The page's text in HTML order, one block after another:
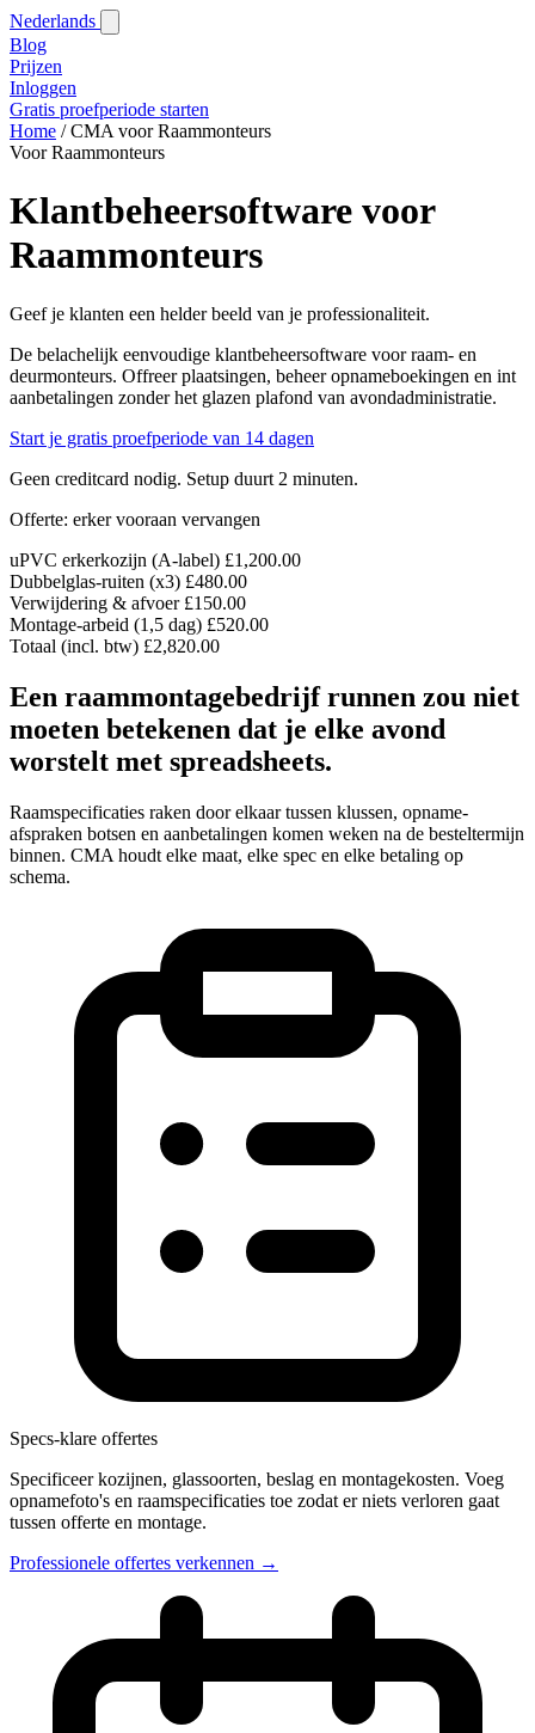
Nederlands
Blog‎
Prijzen
Inloggen
Gratis proefperiode starten
Home / CMA voor Raammonteurs
Voor Raammonteurs
Klantbeheersoftware voor
Raammonteurs
Geef je klanten een helder beeld van je professionaliteit.
De belachelijk eenvoudige klantbeheersoftware voor raam- en
deurmonteurs. Offreer plaatsingen, beheer opnameboekingen en int
aanbetalingen zonder het glazen plafond van avondadministratie.
Start je gratis proefperiode van 14 dagen
Geen creditcard nodig. Setup duurt 2 minuten.
Offerte: erker vooraan vervangen
uPVC erkerkozijn (A-label) £1,200.00
Dubbelglas-ruiten (x3) £480.00
Verwijdering & afvoer £150.00
Montage-arbeid (1,5 dag) £520.00
Totaal (incl. btw) £2,820.00
Een raammontagebedrijf runnen zou niet
moeten betekenen dat je elke avond
worstelt met spreadsheets.
Raamspecificaties raken door elkaar tussen klussen, opname-
afspraken botsen en aanbetalingen komen weken na de besteltermijn
binnen. CMA houdt elke maat, elke spec en elke betaling op
schema.
Specs-klare offertes
Specificeer kozijnen, glassoorten, beslag en montagekosten. Voeg
opnamefoto's en raamspecificaties toe zodat er niets verloren gaat
tussen offerte en montage.
Professionele offertes verkennen →